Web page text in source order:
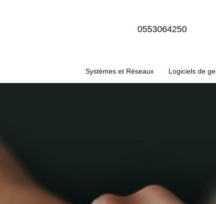
0553064250
Systèmes et Réseaux Logiciels de